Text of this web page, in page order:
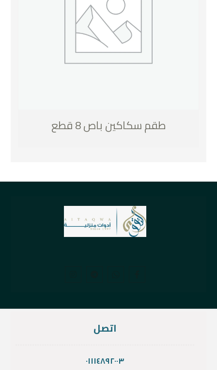
طقم سكاكين باص 8 قطع
اتصل
٠١١١٤٨٩٢٠٠٣